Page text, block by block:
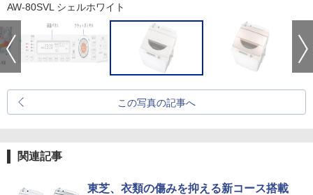
AW-80SVL シェルホワイト
この写真の記事へ
関連記事
東芝、衣類の傷みを抑える新コース搭載